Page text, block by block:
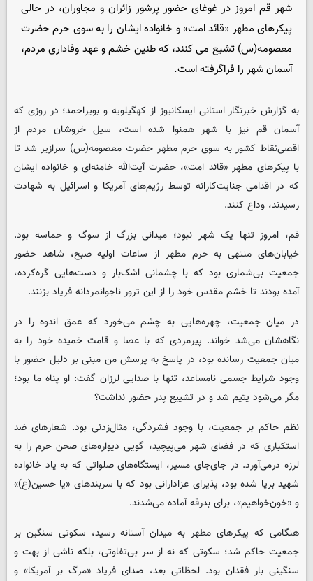
شهر قم امروز در غوغای حضور پرشور زائران و مجاوران، در حالی
پیکرهای مطهر «قائد امت» و خانواده ایشان را به سوی حرم حضرت
معصومه‌(س) تشیع می کنند، که طنین خشم و عهد وفاداری مردم،
آسمان شهر را فراگرفته است.
به گزارش خبرنگار استانی ایسکانیوز از کهگیلویه و بویراحمد؛ در روزی که
آسمان قم نیز با شهر همنوا شده است، سیل خروشان مردم از
اقصی‌نقاط کشور به سوی حرم مطهر حضرت معصومه‌(س) سرازیر شد تا
با پیکرهای مطهر «قائد امت»، حضرت آیت‌الله خامنه‌ای و خانواده ایشان
که در اقدامی جنایت‌کارانه توسط رژیم‌های آمریکا و اسرائیل به شهادت
رسیدند، وداع کنند.
قم، امروز تنها یک شهر نبود؛ میدانی بزرگ از سوگ و حماسه بود.
خیابان‌های منتهی به حرم مطهر از ساعات اولیه صبح، شاهد حضور
جمعیت بی‌شماری بود که با چشمانی اشک‌بار و دست‌هایی گره‌کرده،
آمده بودند تا خشم مقدس خود را از این ترور ناجوانمردانه فریاد بزنند.
در میان جمعیت، چهره‌هایی به چشم می‌خورد که عمق اندوه را در
نگاهشان می‌شد خواند. پیرمردی که با عصا و قامت خمیده خود را به
میان جمعیت رسانده بود، در پاسخ به پرسش من مبنی بر دلیل حضور با
وجود شرایط جسمی نامساعد، تنها با صدایی لرزان گفت: او پناه ما بود؛
مگر می‌شود یتیم شد و در تشییع پدر حضور نداشت؟
نظم حاکم بر جمعیت، با وجود فشردگی، مثال‌زدنی بود. شعارهای ضد
استکباری که در فضای شهر می‌پیچید، گویی دیواره‌های صحن حرم را به
لرزه درمی‌آورد. در جای‌جای مسیر، ایستگاه‌های صلواتی که به یاد خانواده
شهید برپا شده بود، پذیرای عزادارانی بود که با سربندهای «یا حسین‌(ع)»
و «خون‌خواهیم»، برای بدرقه آماده می‌شدند.
هنگامی که پیکرهای مطهر به میدان آستانه رسید، سکوتی سنگین بر
جمعیت حاکم شد؛ سکوتی که نه از سر بی‌تفاوتی، بلکه ناشی از بهت و
سنگینی بار فقدان بود. لحظاتی بعد، صدای فریاد «مرگ بر آمریکا» و